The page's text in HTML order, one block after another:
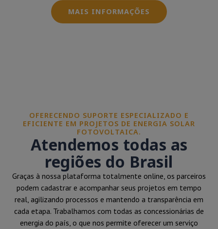
MAIS INFORMAÇÕES
OFERECENDO SUPORTE ESPECIALIZADO E
EFICIENTE EM PROJETOS DE ENERGIA SOLAR
FOTOVOLTAICA.
Atendemos todas as
regiões do Brasil
Graças à nossa plataforma totalmente online, os parceiros
podem cadastrar e acompanhar seus projetos em tempo
real, agilizando processos e mantendo a transparência em
cada etapa. Trabalhamos com todas as concessionárias de
energia do país, o que nos permite oferecer um serviço